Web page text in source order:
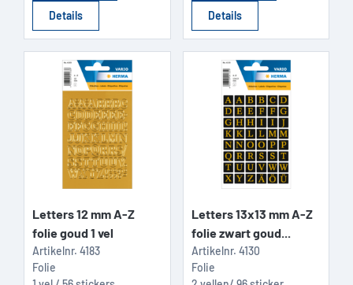
Details Details
Letters 12 mm A-Z
folie goud 1 vel
Artikelnr. 4183
Folie
Letters 13x13 mm A-Z
folie zwart goud...
Artikelnr. 4130
Folie